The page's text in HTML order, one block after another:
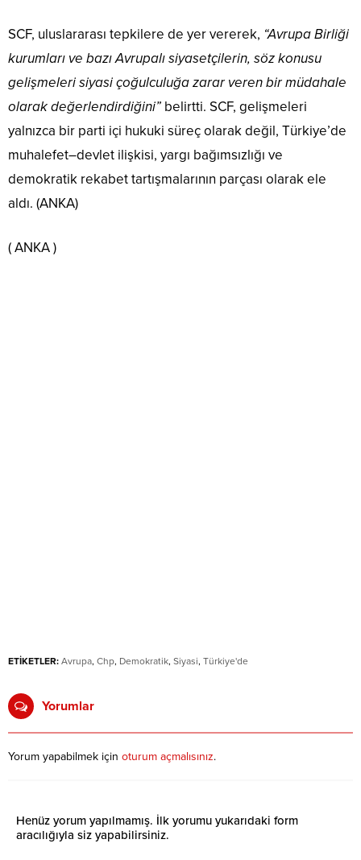
SCF, uluslararası tepkilere de yer vererek, “Avrupa Birliği
kurumları ve bazı Avrupalı siyasetçilerin, söz konusu
gelişmeleri siyasi çoğulculuğa zarar veren bir müdahale
olarak değerlendirdiğini” belirtti. SCF, gelişmeleri
yalnızca bir parti içi hukuki süreç olarak değil, Türkiye’de
muhalefet–devlet ilişkisi, yargı bağımsızlığı ve
demokratik rekabet tartışmalarının parçası olarak ele
aldı. (ANKA)
( ANKA )
ETİKETLER: Avrupa, Chp, Demokratik, Siyasi, Türkiye'de
Yorumlar
Yorum yapabilmek için oturum açmalısınız.
Henüz yorum yapılmamış. İlk yorumu yukarıdaki form
aracılığıyla siz yapabilirsiniz.